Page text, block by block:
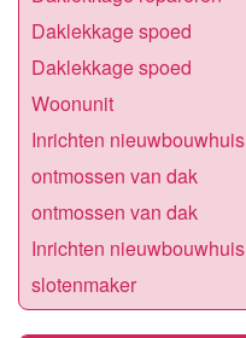
Daklekkage spoed
Daklekkage spoed
Woonunit
Inrichten nieuwbouwhuis
ontmossen van dak
ontmossen van dak
Inrichten nieuwbouwhuis
slotenmaker